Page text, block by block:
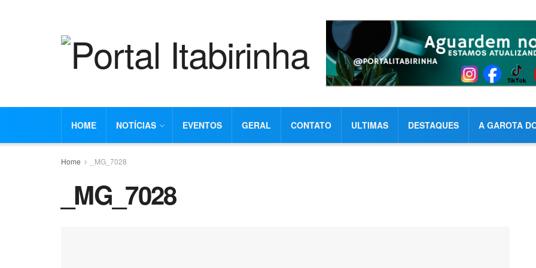
HOME NOTÍCIAS EVENTOS GERAL CONTATO ULTIMAS DESTAQUES A GAROTA
Home _MG_7028
_MG_7028